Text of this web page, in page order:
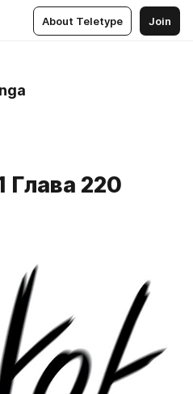
About Teletype Join
Глава 220